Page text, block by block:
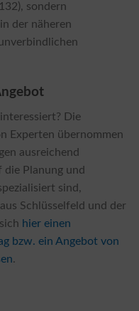
sondern
der näheren
Die
Experten übernommen
ausreichend
die Planung und
sind,
Schlüsselfeld und der
hier einen
bzw. ein Angebot von
.